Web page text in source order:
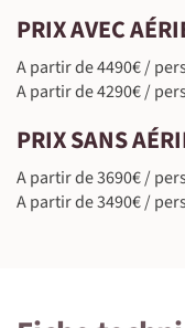
PRIX AVEC
A partir de 4490€ /
A partir de 4290€ /
PRIX SANS
A partir de 3690€ /
A partir de 3490€ /